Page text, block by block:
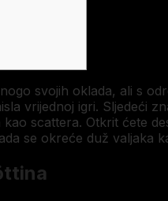
svojih oklada, ali s
vrijednoj igri. Sljedeći
scattera. Otkrit ćete
se okreće duž valjaka